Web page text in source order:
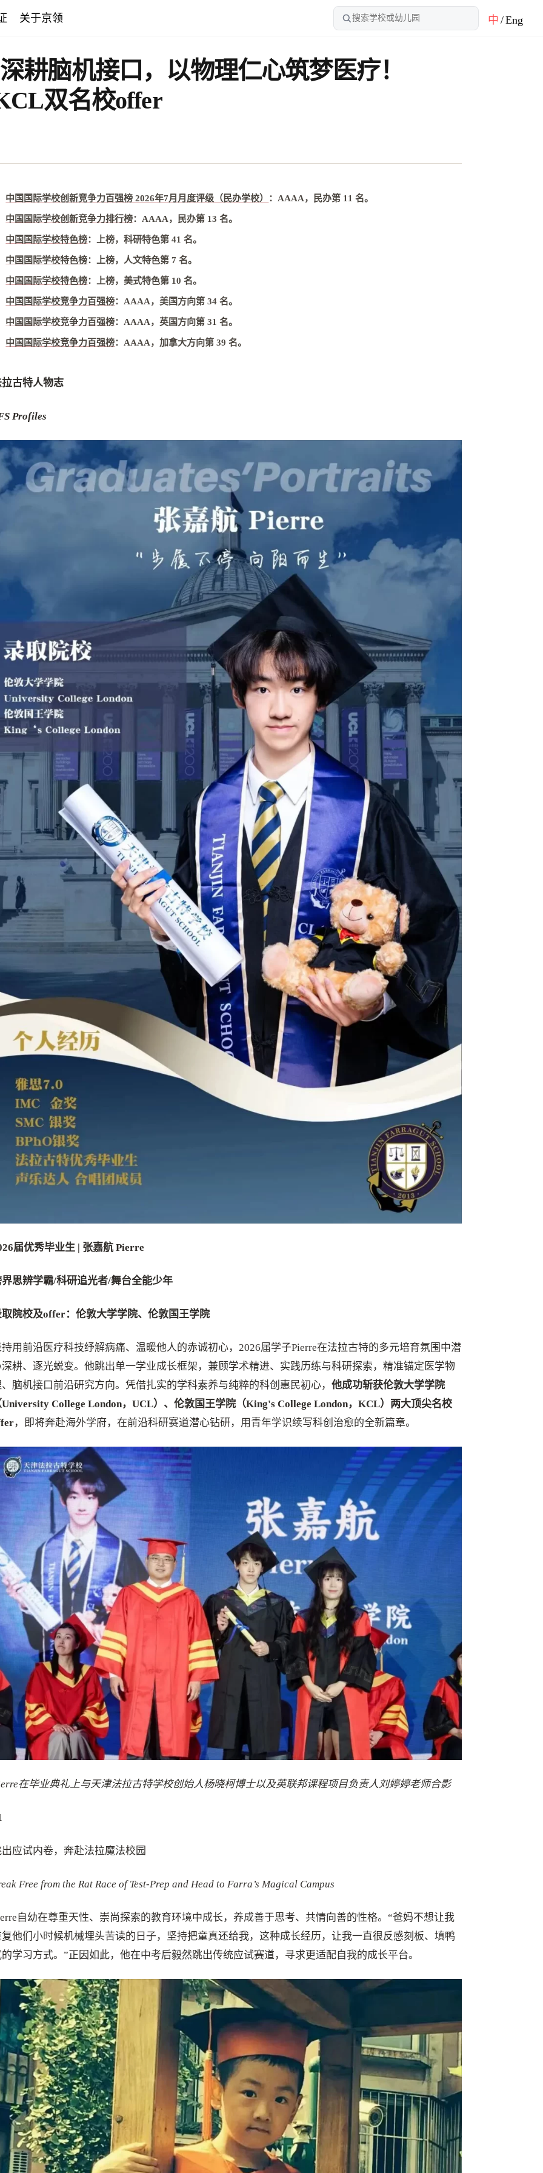
中 /Eng
关于京领
耕脑机接口，以物理仁心筑梦医疗！
双名校offer
中国国际学校创新竞争力百强榜 2026年7月月度评级（民办学校） ： AAAA，民办第 11 名。
中国国际学校创新竞争力排行榜： AAAA，民办第 13 名。
中国国际学校特色榜： 上榜，科研特色第 41 名。
中国国际学校特色榜： 上榜，人文特色第 7 名。
中国国际学校特色榜： 上榜，美式特色第 10 名。
中国国际学校竞争力百强榜： AAAA，美国方向第 34 名。
中国国际学校竞争力百强榜： AAAA，英国方向第 31 名。
中国国际学校竞争力百强榜： AAAA，加拿大方向第 39 名。
拉古特人物志
Profiles
届优秀毕业生 | 张嘉航 Pierre
界思辨学霸/科研追光者/舞台全能少年
取院校及offer：伦敦大学学院、伦敦国王学院
持用前沿医疗科技纾解病痛、温暖他人的赤诚初心，2026届学子Pierre在法拉古特的多元培育氛围中潜
深耕、逐光蜕变。他跳出单一学业成长框架，兼顾学术精进、实践历练与科研探索，精准锚定医学物
、脑机接口前沿研究方向。凭借扎实的学科素养与纯粹的科创惠民初心，他成功斩获伦敦大学学院
University College London，UCL）、伦敦国王学院（King's College London，KCL）两大顶尖名校
，即将奔赴海外学府，在前沿科研赛道潜心钻研，用青年学识续写科创治愈的全新篇章。
在毕业典礼上与天津法拉古特学校创始人杨晓柯博士以及英联邦课程项目负责人刘婷婷老师合影
应试内卷，奔赴法拉魔法校园
Free from the Rat Race of Test-Prep and Head to Farra’s Magical Campus
自幼在尊重天性、崇尚探索的教育环境中成长，养成善于思考、共情向善的性格。“爸妈不想让我
复他们小时候机械埋头苦读的日子，坚持把童真还给我，这种成长经历，让我一直很反感刻板、填鸭
学习方式。”正因如此，他在中考后毅然跳出传统应试赛道，寻求更适配自我的成长平台。